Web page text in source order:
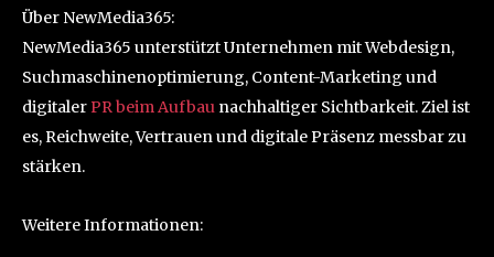
Über NewMedia365:
NewMedia365 unterstützt Unternehmen mit Webdesign,
Suchmaschinenoptimierung, Content-Marketing und
digitalerPR beim Aufbau nachhaltiger Sichtbarkeit. Ziel ist
es, Reichweite, Vertrauen und digitale Präsenz messbar zu
stärken.
Weitere Informationen: